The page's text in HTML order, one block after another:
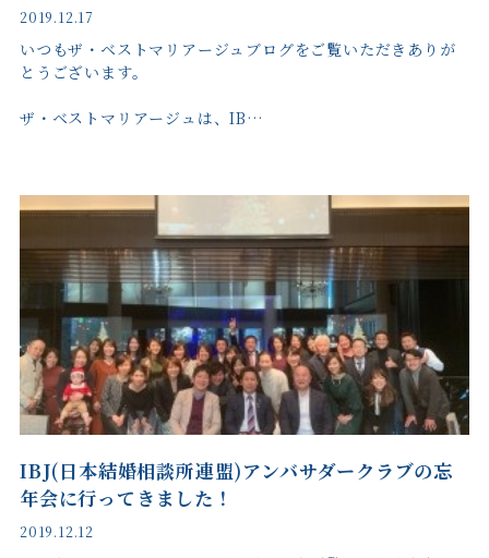
2019.12.17
いつもザ・ベストマリアージュブログをご覧いただきありが
とうございます。
ザ・ベストマリアージュは、IB…
IBJ(日本結婚相談所連盟)アンバサダークラブの忘
年会に行ってきました！
2019.12.12